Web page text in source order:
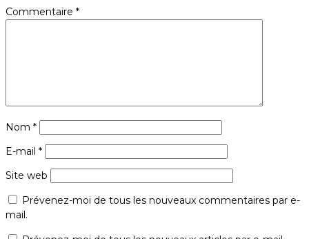
Commentaire *
Nom *
E-mail *
Site web
Prévenez-moi de tous les nouveaux commentaires par e-
mail.